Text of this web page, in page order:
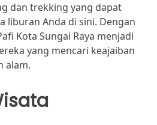
dan trekking yang dapat
liburan Anda di sini. Dengan
Kota Sungai Raya menjadi
yang mencari keajaiban
alam.